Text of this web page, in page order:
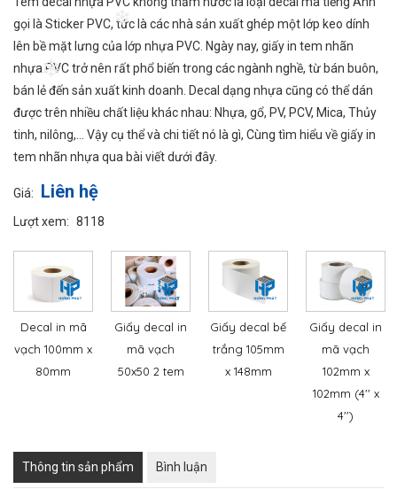
gọi là Sticker PVC, tức là các nhà sản xuất ghép một lớp keo dính
lên bề mặt lưng của lớp nhựa PVC. Ngày nay, giấy in tem nhãn
nhựa PVC trở nên rất phổ biến trong các ngành nghề, từ bán buôn,
bán lẻ đến sản xuất kinh doanh. Decal dạng nhựa cũng có thể dán
được trên nhiều chất liệu khác nhau: Nhựa, gổ, PV, PCV, Mica, Thủy
tinh, nilông,… Vậy cụ thể và chi tiết nó là gì, Cùng tìm hiểu về giấy in
tem nhãn nhựa qua bài viết dưới đây.
Giá: Liên hệ
Lượt xem: 8118
Decal in mã
vạch 100mm x
80mm
Giấy decal in
mã vạch
50x50 2 tem
Giấy decal bế
trắng 105mm
x 148mm
Giấy decal in
mã vạch
102mm x
102mm (4'' x
4'')
Thông tin sản phẩm Bình luận
❄
❄
❄